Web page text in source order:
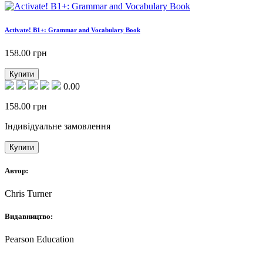
Activate! B1+: Grammar and Vocabulary Book
158.00 грн
Купити
0.00
158.00 грн
Індивідуальне замовлення
Купити
Автор:
Chris Turner
Видавництво:
Pearson Education